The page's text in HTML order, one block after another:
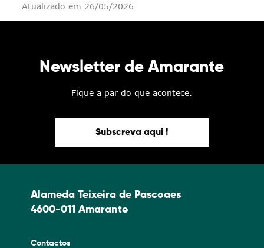
Atualizado em 26/05/2026
Newsletter de Amarante
Fique a par do que acontece.
Subscreva aqui !
Alameda Teixeira de Pascoaes
4600-011 Amarante
Contactos